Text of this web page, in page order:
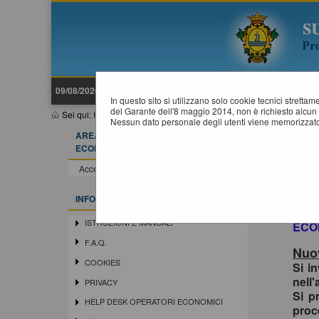
09/08/2026 11:39
Sei qui: Home»Procedure d'appalto e contratti» Gare e
In questo sito si utilizzano solo cookie tecnici
del Garante dell'8 maggio 2014, non è richiesto
Nessun dato personale degli utenti viene
AREA RISERVATA OPERATORE
ECONOMICO
Accedi - Registrati
INFORMAZIONI
ISTRUZIONI E MANUALI
F.A.Q.
COOKIES
PRIVACY
HELP DESK OPERATORI ECONOMICI
In
Si
Si
Si